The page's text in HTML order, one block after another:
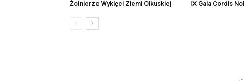
Żołnierze Wyklęci Ziemi Olkuskiej IX Gala Cordis